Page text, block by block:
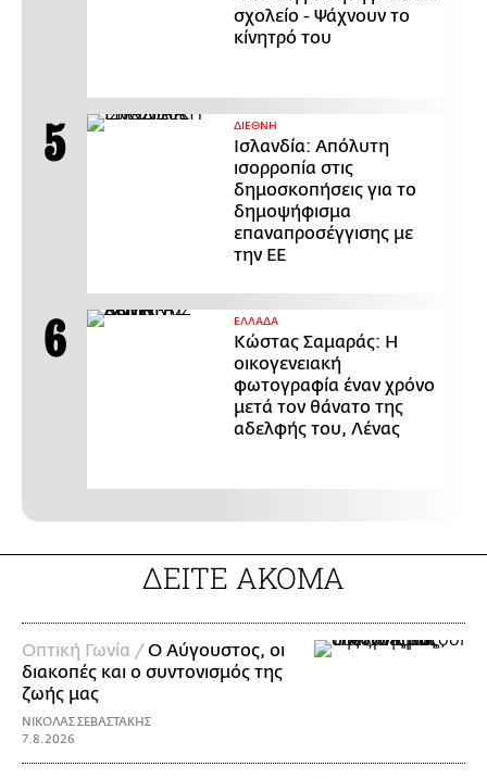
σχολείο - Ψάχνουν το
κίνητρό του
ΔΙΕΘΝΗ
Ισλανδία: Απόλυτη
ισορροπία στις
δημοσκοπήσεις για το
δημοψήφισμα
επαναπροσέγγισης με
την ΕΕ
ΕΛΛΑΔΑ
Κώστας Σαμαράς: Η
οικογενειακή
φωτογραφία έναν χρόνο
μετά τον θάνατο της
αδελφής του, Λένας
ΔΕΙΤΕ ΑΚΟΜΑ
Οπτική Γωνία /Ο Αύγουστος, οι
διακοπές και ο συντονισμός της
ζωής μας
ΝΙΚΟΛΑΣ ΣΕΒΑΣΤΑΚΗΣ
7.8.2026